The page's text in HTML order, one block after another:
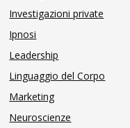
Investigazioni private
Ipnosi
Leadership
Linguaggio del Corpo
Marketing
Neuroscienze